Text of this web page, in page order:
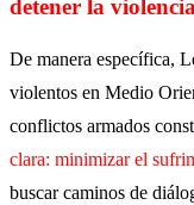
detener la
De manera específica,
violentos en Medio
conflictos armados
clara: minimizar el
buscar caminos de